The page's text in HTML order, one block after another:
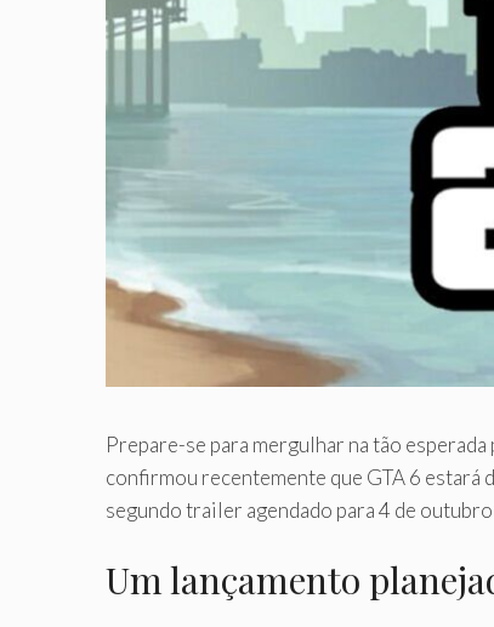
Prepare-se para mergulhar na tão
confirmou recentemente que GTA 6 estará
segundo trailer agendado para 4 de
Um lançamento